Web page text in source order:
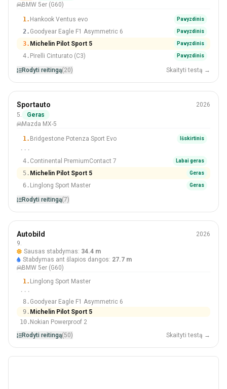
#3 Iš 20 Padangos
BMW 5er (G60)
1. Hankook Ventus evo Pavyzdinis
2. Goodyear Eagle F1 Asymmetric 6 Pavyzdinis
3. Michelin Pilot Sport 5 Pavyzdinis
4. Pirelli Cinturato (C3) Pavyzdinis
Rodyti reitingą(20) Skaityti testą →
205/45 R17
#5 Iš 7 Padangos
Sportauto
2026
5.
Geras
Mazda MX-5
1. Bridgestone Potenza Sport Evo Išskirtinis
···
4. Continental PremiumContact 7 Labai geras
5. Michelin Pilot Sport 5 Geras
6. Linglong Sport Master Geras
Rodyti reitingą(7)
245/45 R19
#9 Iš 50 Padangos
Autobild
2026
9.
Sausas stabdymas: 34.4 m
Stabdymas ant šlapios dangos: 27.7 m
BMW 5er (G60)
1. Linglong Sport Master
···
8. Goodyear Eagle F1 Asymmetric 6
9. Michelin Pilot Sport 5
10. Nokian Powerproof 2
Rodyti reitingą(50) Skaityti testą →